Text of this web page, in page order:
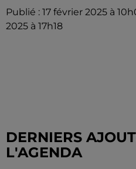
Publié : 17 février 2025 à
2025 à 17h18
DERNIERS
L'AGENDA